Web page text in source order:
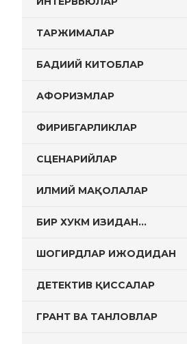
ТАРЖИМАЛАР
БАДИИЙ КИТОБЛАР
АФОРИЗМЛАР
ФИРИБГАРЛИКЛАР
СЦЕНАРИЙЛАР
ИЛМИЙ МАҚОЛАЛАР
БИР ХУКМ ИЗИДАН…
ШОГИРДЛАР ИЖОДИДАН
ДЕТЕКТИВ ҚИССАЛАР
ГРАНТ ВА ТАНЛОВЛАР